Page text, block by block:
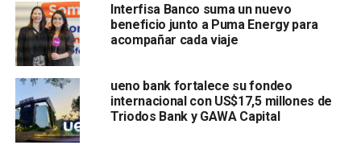
Interfisa Banco suma un nuevo
beneficio junto a Puma Energy para
acompañar cada viaje
ueno bank fortalece su fondeo
internacional con US$17,5 millones de
Triodos Bank y GAWA Capital